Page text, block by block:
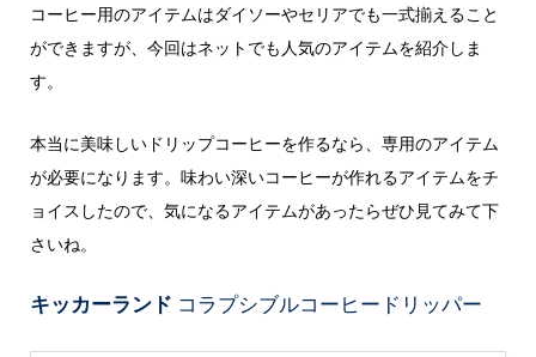
コーヒー用のアイテムはダイソーやセリアでも一式揃えること
ができますが、今回はネットでも人気のアイテムを紹介しま
す。
本当に美味しいドリップコーヒーを作るなら、専用のアイテム
が必要になります。味わい深いコーヒーが作れるアイテムをチ
ョイスしたので、気になるアイテムがあったらぜひ見てみて下
さいね。
キッカーランド コラプシブルコーヒードリッパー